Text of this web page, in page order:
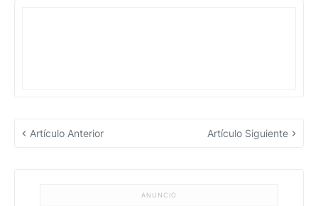
Artículo Anterior Artículo Siguiente
ANUNCIO